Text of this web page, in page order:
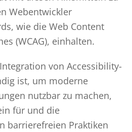
Webentwickler
wie die Web Content
(WCAG), einhalten.
von Accessibility-
ist, um moderne
nutzbar zu machen,
für und die
barrierefreien Praktiken